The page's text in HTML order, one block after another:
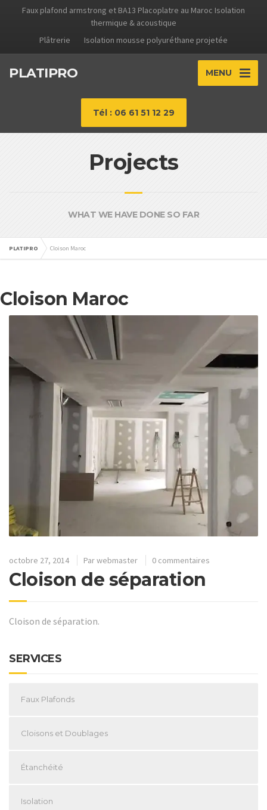
Faux plafond armstrong et BA13 Placoplatre au Maroc Isolation
thermique & acoustique
Plâtrerie
Isolation mousse polyuréthane projetée
PLATIPRO MENU
Tél : 06 61 51 12 29
Projects
WHAT WE HAVE DONE SO FAR
PLATIPRO Cloison Maroc
Cloison Maroc
octobre 27, 2014 Parwebmaster 0 commentaires
Cloison de séparation
Cloison de séparation.
SERVICES
Faux Plafonds
Cloisons et Doublages
Étanchéité
Isolation